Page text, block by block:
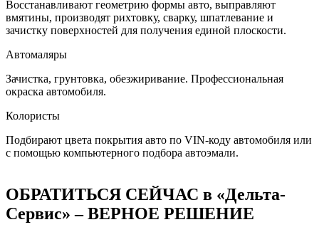
Восстанавливают геометрию формы авто, выправляют
вмятины, производят рихтовку, сварку, шпатлевание и
зачистку поверхностей для получения единой плоскости.
Автомаляры
Зачистка, грунтовка, обезжиривание. Профессиональная
окраска автомобиля.
Колористы
Подбирают цвета покрытия авто по VIN-коду автомобиля или
с помощью компьютерного подбора автоэмали.
ОБРАТИТЬСЯ СЕЙЧАС в «Дельта-
Сервис» – ВЕРНОЕ РЕШЕНИЕ